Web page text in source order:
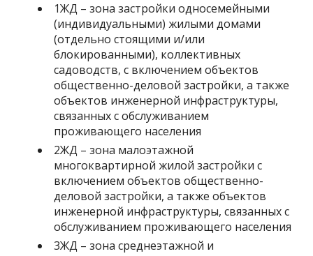
1ЖД – зона застройки односемейными
(индивидуальными) жилыми домами
(отдельно стоящими и/или
блокированными), коллективных
садоводств, с включением объектов
общественно-деловой застройки, а также
объектов инженерной инфраструктуры,
связанных с обслуживанием
проживающего населения
2ЖД – зона малоэтажной
многоквартирной жилой застройки с
включением объектов общественно-
деловой застройки, а также объектов
инженерной инфраструктуры, связанных с
обслуживанием проживающего населения
3ЖД – зона среднеэтажной и